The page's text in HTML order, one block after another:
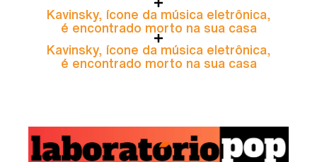
Kavinsky, ícone da música eletrônica,
é encontrado morto na sua casa
Kavinsky, ícone da música eletrônica,
é encontrado morto na sua casa